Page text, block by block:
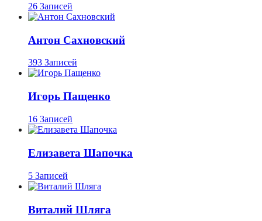
26 Записей
Антон Сахновский
393 Записей
Игорь Пащенко
16 Записей
Елизавета Шапочка
5 Записей
Виталий Шляга